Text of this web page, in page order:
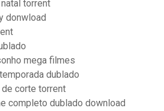
torrent
donwload
mega filmes
dublado
de corte torrent
completo dublado download